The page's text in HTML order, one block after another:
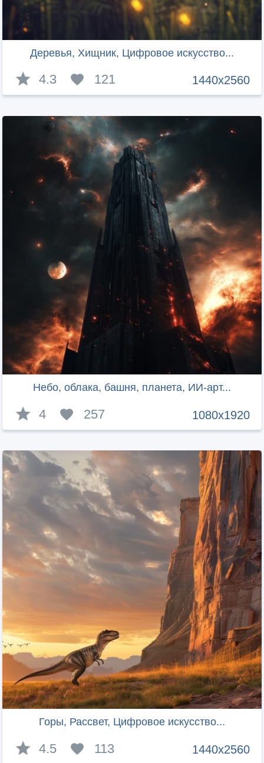
Деревья, Хищник, Цифровое искусство...
1440x2560
4.3 121
Небо, облака, башня, планета, ИИ-арт...
1080x1920
4 257
Горы, Рассвет, Цифровое искусство...
1440x2560
4.5 113